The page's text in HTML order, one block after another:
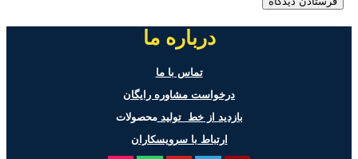
درباره ما
تماس با ما
درخواست مشاوره رایگان
بازدید از خط تولیدمحصولات
ارتباط با سرویسکاران